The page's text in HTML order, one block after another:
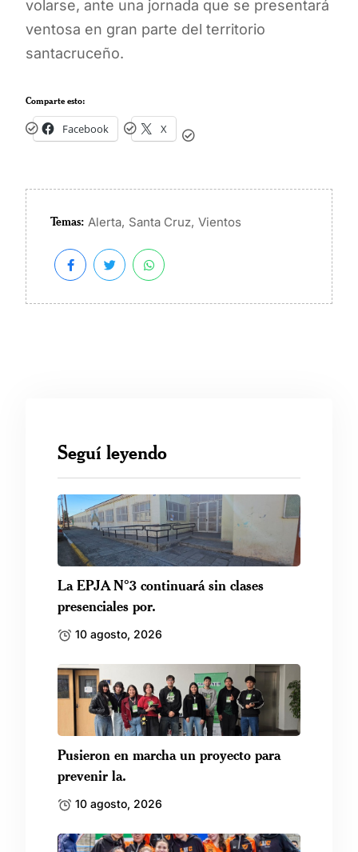
volarse, ante una jornada que se presentará
ventosa en gran parte del territorio
santacruceño.
Comparte esto:
Facebook X
Temas: Alerta, Santa Cruz, Vientos
Seguí leyendo
La EPJA N°3 continuará sin clases
presenciales por.
10 agosto, 2026
Pusieron en marcha un proyecto para
prevenir la.
10 agosto, 2026